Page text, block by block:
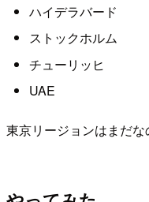
ハイデラバード
ストックホルム
チューリッヒ
UAE
東京リージョンはまだな